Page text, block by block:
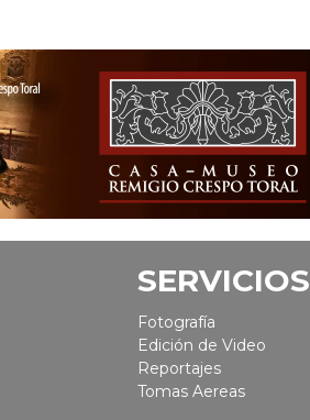
SERVICIOS
Fotografía
Edición de Video
Reportajes
Tomas Aereas